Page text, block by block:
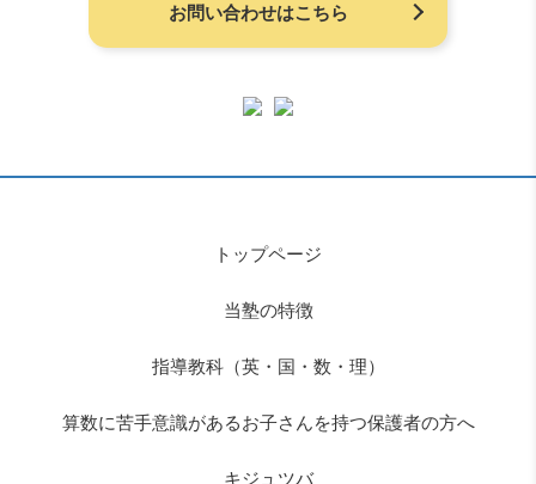
お問い合わせはこちら
トップページ
当塾の特徴
指導教科（英・国・数・理）
算数に苦手意識があるお子さんを持つ保護者の方へ
キジュツバ